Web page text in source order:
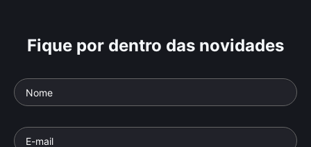
Fique por dentro das novidades